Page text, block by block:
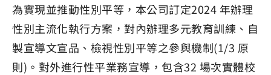
為實現並推動性別平等，本公司訂定2024 年辦理
性別主流化執行方案，對內辦理多元教育訓練、自
製宣導文宣品、檢視性別平等之參與機制(1/3 原
則)。對外進行性平業務宣導，包含32 場次實體校